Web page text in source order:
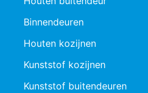
Binnendeuren
Houten kozijnen
Kunststof kozijnen
Kunststof buitendeuren